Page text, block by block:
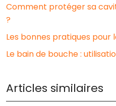
Comment protéger sa
?
Les bonnes pratiques pour
Le bain de bouche :
Articles similaires